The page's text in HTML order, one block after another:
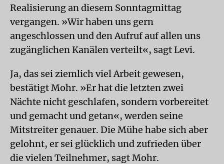
Realisierung an diesem Sonntagmittag
vergangen. »Wir haben uns gern
angeschlossen und den Aufruf auf allen uns
zugänglichen Kanälen verteilt«, sagt Levi.
Ja, das sei ziemlich viel Arbeit gewesen,
bestätigt Mohr. »Er hat die letzten zwei
Nächte nicht geschlafen, sondern vorbereitet
und gemacht und getan«, werden seine
Mitstreiter genauer. Die Mühe habe sich aber
gelohnt, er sei glücklich und zufrieden über
die vielen Teilnehmer, sagt Mohr.